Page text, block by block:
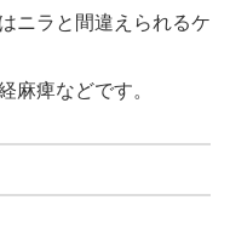
ニラと間違えられるケ
麻痺などです。